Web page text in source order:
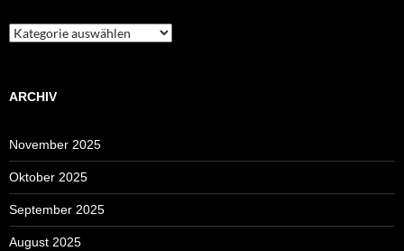
Kategorien
ARCHIV
November 2025
Oktober 2025
September 2025
August 2025